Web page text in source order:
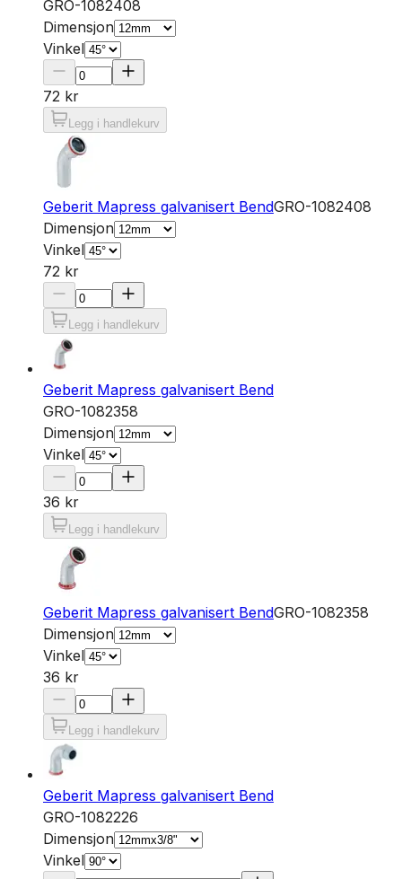
GRO-1082408
Dimensjon
Vinkel
72 kr
Legg i handlekurv
Geberit Mapress galvanisert BendGRO-1082408
Dimensjon
Vinkel
72 kr
Legg i handlekurv
Geberit Mapress galvanisert Bend
GRO-1082358
Dimensjon
Vinkel
36 kr
Legg i handlekurv
Geberit Mapress galvanisert BendGRO-1082358
Dimensjon
Vinkel
36 kr
Legg i handlekurv
Geberit Mapress galvanisert Bend
GRO-1082226
Dimensjon
Vinkel